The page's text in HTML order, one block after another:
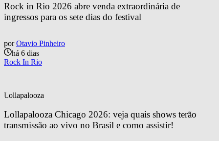
Rock in Rio 2026 abre venda extraordinária de
ingressos para os sete dias do festival
por Otavio Pinheiro
há 6 dias
Rock In Rio
Lollapalooza
Lollapalooza Chicago 2026: veja quais shows terão
transmissão ao vivo no Brasil e como assistir!